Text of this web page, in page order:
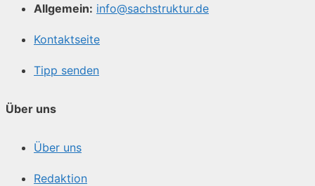
Allgemein: info@sachstruktur.de
Kontaktseite
Tipp senden
Über uns
Über uns
Redaktion